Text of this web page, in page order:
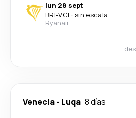
lun 28 sept
BRI-VCE· sin escala
Ryanair
Venecia- Luqa 8 días